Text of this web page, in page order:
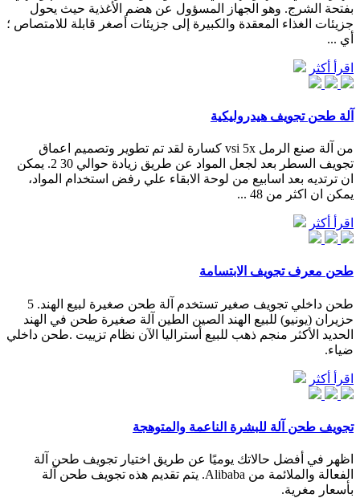
بفتحة الشرج. وهو الجهاز المسؤول عن هضم الأغذية حيث يحول
جزيئات الغذاء المعقدة والكبيرة إلى جزيئات أصغر قابلة للامتصاص ؛
أي ...
اقرأ أكثر
آلة طحن تجويف هيدروليكية
من آلة صنع الرمل vsi 5x كسارة لقد تم تطوير وتصميم اعماق
تجويف السطر بعد لجعل المواد عن طريق زيادة حوالي 30 2. يمكن
ان ترتديه بعد اسابيع من لوحة الابقاء علي رفض استخدام المواد،
يمكن ان اكثر من 48 ...
اقرأ أكثر
طحن معرف تجويف الابتسامة
طحن داخلي تجويف صغير تستخدم آلة طحن صغيرة لبيع الهند. 5
حزيران (يونيو) للبيع الهند الصين الطين آلة صغيرة طحن في الهند
الحديد الأكثر منجم ذهب للبيع أستراليا الآن نظام تزييت .طحن داخلي
ضياء.
اقرأ أكثر
تجويف طحن آلة للبشرة الناعمة والمتوهجة
اظهر في أفضل حالاتك يوميًا عن طريق اختيار تجويف طحن آلة
الفعالة والملائمة من Alibaba. يتم تقديم هذه تجويف طحن آلة
بأسعار مغرية.